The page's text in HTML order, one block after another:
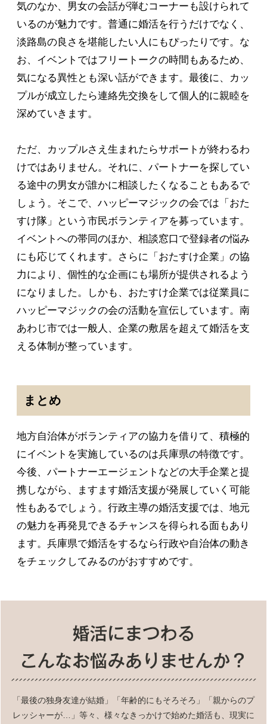
気のなか、男女の会話が弾むコーナーも設けられて
いるのが魅力です。普通に婚活を行うだけでなく、
淡路島の良さを堪能したい人にもぴったりです。な
お、イベントではフリートークの時間もあるため、
気になる異性とも深い話ができます。最後に、カッ
プルが成立したら連絡先交換をして個人的に親睦を
深めていきます。
ただ、カップルさえ生まれたらサポートが終わるわ
けではありません。それに、パートナーを探してい
る途中の男女が誰かに相談したくなることもあるで
しょう。そこで、ハッピーマジックの会では「おた
すけ隊」という市民ボランティアを募っています。
イベントへの帯同のほか、相談窓口で登録者の悩み
にも応じてくれます。さらに「おたすけ企業」の協
力により、個性的な企画にも場所が提供されるよう
になりました。しかも、おたすけ企業では従業員に
ハッピーマジックの会の活動を宣伝しています。南
あわじ市では一般人、企業の敷居を超えて婚活を支
える体制が整っています。
まとめ
地方自治体がボランティアの協力を借りて、積極的
にイベントを実施しているのは兵庫県の特徴です。
今後、パートナーエージェントなどの大手企業と提
携しながら、ますます婚活支援が発展していく可能
性もあるでしょう。行政主導の婚活支援では、地元
の魅力を再発見できるチャンスを得られる面もあり
ます。兵庫県で婚活をするなら行政や自治体の動き
をチェックしてみるのがおすすめです。
「最後の独身友達が結婚」「年齢的にもそろそろ」「親からのプ
レッシャーが…」等々、様々なきっかけで始めた婚活も、現実に